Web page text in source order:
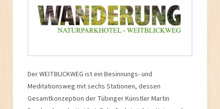
Der WEITBLICKWEG ist ein Besinnungs- und
Meditationsweg mit sechs Stationen, dessen
Gesamtkonzeption der Tübinger Künstler Martin